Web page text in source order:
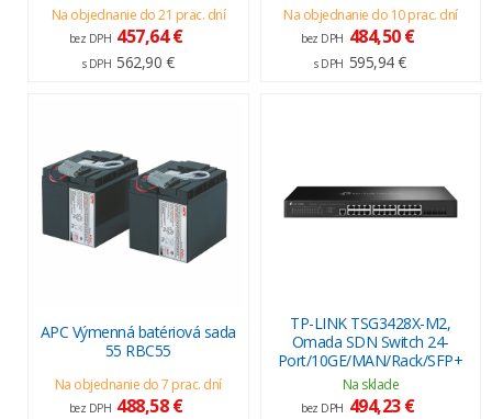
Na objednanie do 21 prac. dní
bez DPH 457,64 €
s DPH 562,90 €
Na objednanie do 10 prac. dní
bez DPH 484,50 €
s DPH 595,94 €
APC Výmenná batériová sada
55 RBC55
Na objednanie do 7 prac. dní
bez DPH 488,58 €
TP-LINK TSG3428X-M2,
Omada SDN Switch 24-
Port/10GE/MAN/Rack/SFP+
Na sklade
bez DPH 494,23 €